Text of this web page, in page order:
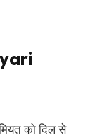
को दिल से